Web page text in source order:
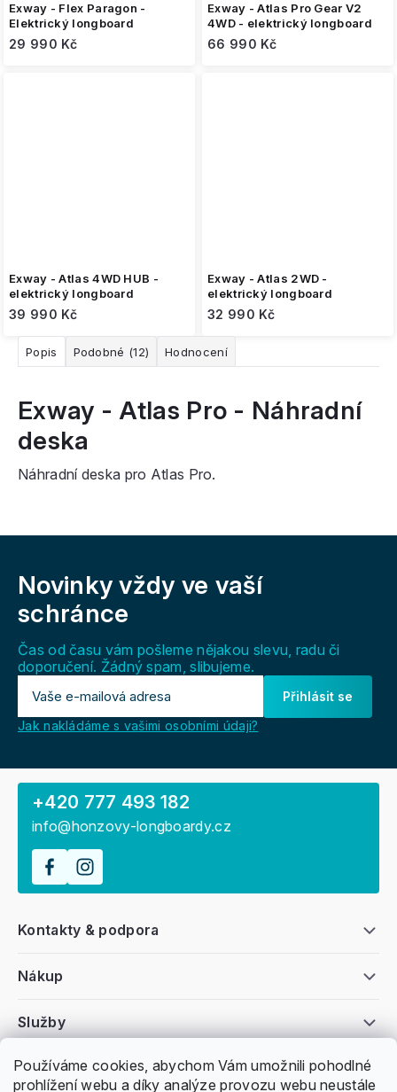
Používáme cookies, abychom Vám umožnili pohodlné
prohlížení webu a díky analýze provozu webu neustále
Exway - Flex Paragon -
Elektrický longboard
29 990 Kč
Exway - Atlas Pro Gear V2
4WD - elektrický longboard
66 990 Kč
Exway - Atlas 4WD HUB -
elektrický longboard
39 990 Kč
Exway - Atlas 2WD -
elektrický longboard
32 990 Kč
Popis Podobné (12) Hodnocení
Exway - Atlas Pro - Náhradní
deska
Náhradní deska pro Atlas Pro.
Novinky vždy ve vaší
schránce
Čas od času vám pošleme nějakou slevu, radu či
doporučení. Žádný spam, slibujeme.
Přihlásit se
Jak nakládáme s vašimi osobními údaji?
Všeobecné informace
Nákup
Kontakty & podpora
Služby
+420 777 493 182
info@honzovy-longboardy.cz